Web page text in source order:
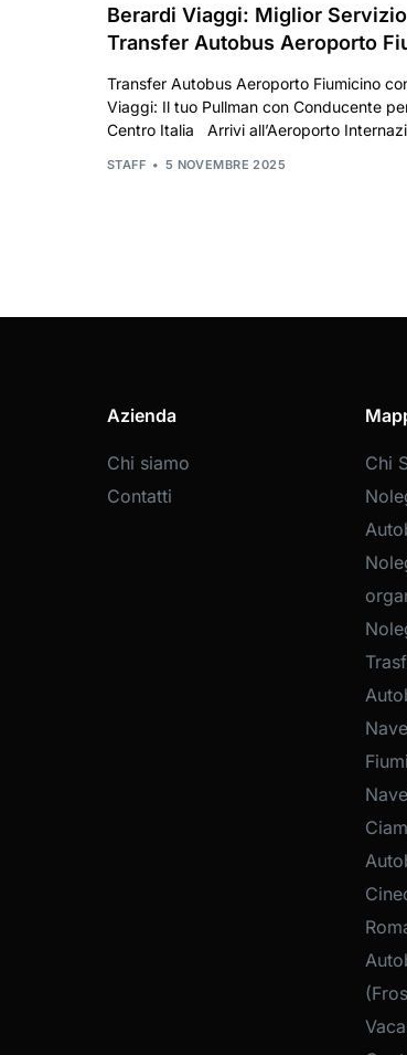
Berardi Viaggi: Miglior Servizio
Transfer Autobus Aeroporto
Transfer Autobus Aeroporto Fiumicino
Viaggi: Il tuo Pullman con Conducente
Centro Italia Arrivi all’Aeroporto
STAFF 5 NOVEMBRE 2025
Azienda
Chi siamo
Contatti
Chi